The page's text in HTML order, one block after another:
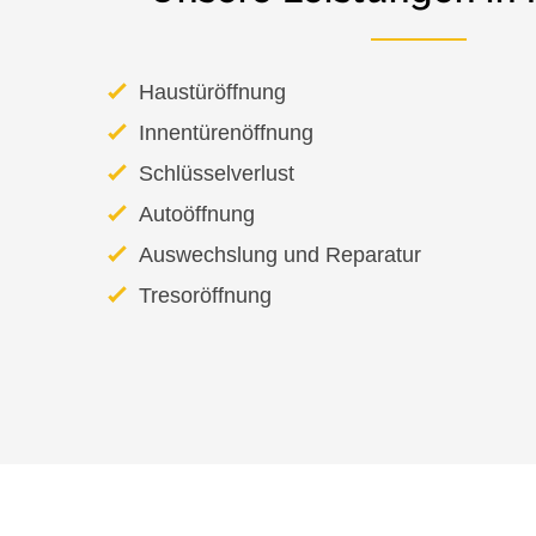
Haustüröffnung
Innentürenöffnung
Schlüsselverlust
Autoöffnung
Auswechslung und Reparatur
Tresoröffnung